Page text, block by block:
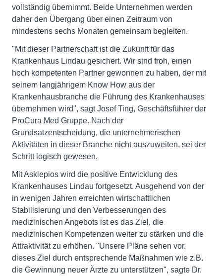
vollständig übernimmt. Beide Unternehmen werden
daher den Übergang über einen Zeitraum von
mindestens sechs Monaten gemeinsam begleiten.
"Mit dieser Partnerschaft ist die Zukunft für das
Krankenhaus Lindau gesichert. Wir sind froh, einen
hoch kompetenten Partner gewonnen zu haben, der mit
seinem langjährigem Know How aus der
Krankenhausbranche die Führung des Krankenhauses
übernehmen wird", sagt Josef Ting, Geschäftsführer der
ProCura Med Gruppe. Nach der
Grundsatzentscheidung, die unternehmerischen
Aktivitäten in dieser Branche nicht auszuweiten, sei der
Schritt logisch gewesen.
Mit Asklepios wird die positive Entwicklung des
Krankenhauses Lindau fortgesetzt. Ausgehend von der
in wenigen Jahren erreichten wirtschaftlichen
Stabilisierung und den Verbesserungen des
medizinischen Angebots ist es das Ziel, die
medizinischen Kompetenzen weiter zu stärken und die
Attraktivität zu erhöhen. "Unsere Pläne sehen vor,
dieses Ziel durch entsprechende Maßnahmen wie z.B.
die Gewinnung neuer Ärzte zu unterstützen", sagte Dr.